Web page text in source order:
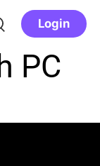
Login
PC